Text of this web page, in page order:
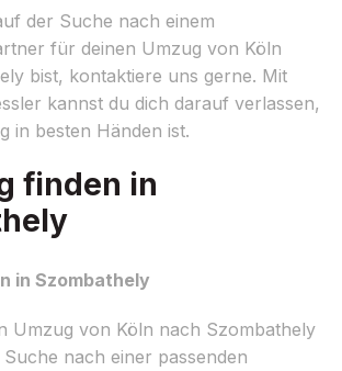
der Suche nach einem
für deinen Umzug von Köln
bist, kontaktiere uns gerne. Mit
kannst du dich darauf verlassen,
in besten Händen ist.
finden in
in Szombathely
Umzug von Köln nach Szombathely
nach einer passenden